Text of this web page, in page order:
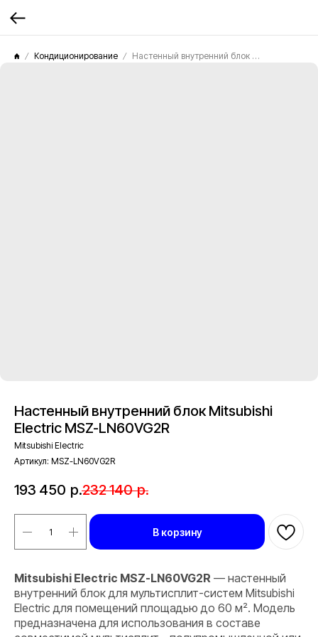
Кондиционирование Настенный внутренний блок Mitsubishi Electric MSZ-LN60VG2R
Настенный внутренний блок Mitsubishi
Electric MSZ-LN60VG2R
Mitsubishi Electric
Артикул: MSZ-LN60VG2R
193 450 р.232 140 р.
В корзину
Mitsubishi Electric MSZ-LN60VG2R — настенный
внутренний блок для мультисплит-систем Mitsubishi
Electric для помещений площадью до 60 м². Модель
предназначена для использования в составе